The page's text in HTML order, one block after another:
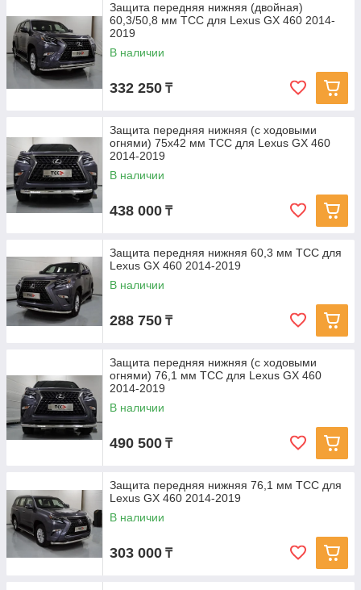
Защита передняя нижняя (двойная)
60,3/50,8 мм ТСС для Lexus GX 460 2014-
2019
В наличии
332 250 ₸
Защита передняя нижняя (с ходовыми
огнями) 75х42 мм ТСС для Lexus GX 460
2014-2019
В наличии
438 000 ₸
Защита передняя нижняя 60,3 мм ТСС для
Lexus GX 460 2014-2019
В наличии
288 750 ₸
Защита передняя нижняя (с ходовыми
огнями) 76,1 мм ТСС для Lexus GX 460
2014-2019
В наличии
490 500 ₸
Защита передняя нижняя 76,1 мм ТСС для
Lexus GX 460 2014-2019
В наличии
303 000 ₸